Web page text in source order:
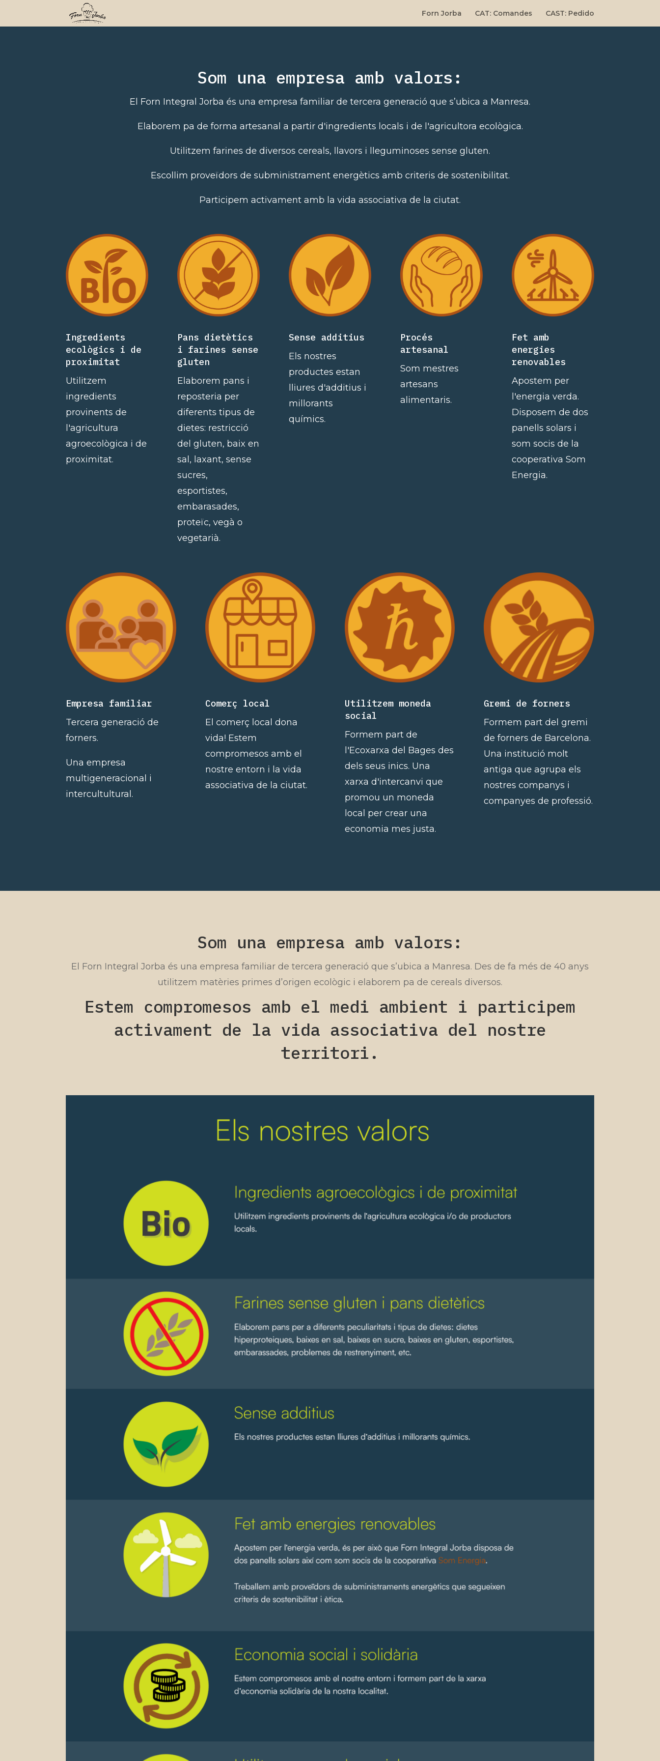
Forn Jorba CAT: Comandes CAST: Pedido
Som una empresa amb valors:
El Forn Integral Jorba és una empresa familiar de tercera generació que s’ubica a Manresa.
Elaborem pa de forma artesanal a partir d'ingredients locals i de l'agricultora ecològica.
Utilitzem farines de diversos cereals, llavors i lleguminoses sense gluten.
Escollim proveïdors de subministrament energètics amb criteris de sostenibilitat.
Participem activament amb la vida associativa de la ciutat.
Ingredients
ecològics i de
proximitat
Utilitzem
ingredients
provinents de
l'agricultura
agroecològica i de
proximitat.
Pans dietètics
i farines sense
gluten
Elaborem pans i
reposteria per
diferents tipus de
dietes: restricció
del gluten, baix en
sal, laxant, sense
sucres,
esportistes,
embarasades,
proteïc, vegà o
vegetarià.
Sense additius
Els nostres
productes estan
lliures d'additius i
millorants
químics.
Procés
artesanal
Som mestres
artesans
alimentaris.
Fet amb
energies
renovables
Apostem per
l'energia verda.
Disposem de dos
panells solars i
som socis de la
cooperativa Som
Energia.
Empresa familiar
Tercera generació de
forners.
Una empresa
multigeneracional i
intercultultural.
Comerç local
El comerç local dona
vida! Estem
compromesos amb el
nostre entorn i la vida
associativa de la ciutat.
Utilitzem moneda
social
Formem part de
l'Ecoxarxa del Bages des
dels seus inics. Una
xarxa d'intercanvi que
promou un moneda
local per crear una
economia mes justa.
Gremi de forners
Formem part del gremi
de forners de Barcelona.
Una institució molt
antiga que agrupa els
nostres companys i
companyes de professió.
Som una empresa amb valors:
El Forn Integral Jorba és una empresa familiar de tercera generació que s’ubica a Manresa. Des de fa més de 40 anys
utilitzem matèries primes d’origen ecològic i elaborem pa de cereals diversos.
Estem compromesos amb el medi ambient i participem
activament de la vida associativa del nostre
territori.